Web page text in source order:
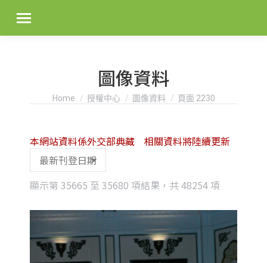
圖像資料
You are here:
Home 授權中心 圖像資料 頁面 2230
顯示第 35665 至 35680 項結果，共 48254 項
latest
本網站資料係外交部典藏 相關資料將陸續更新